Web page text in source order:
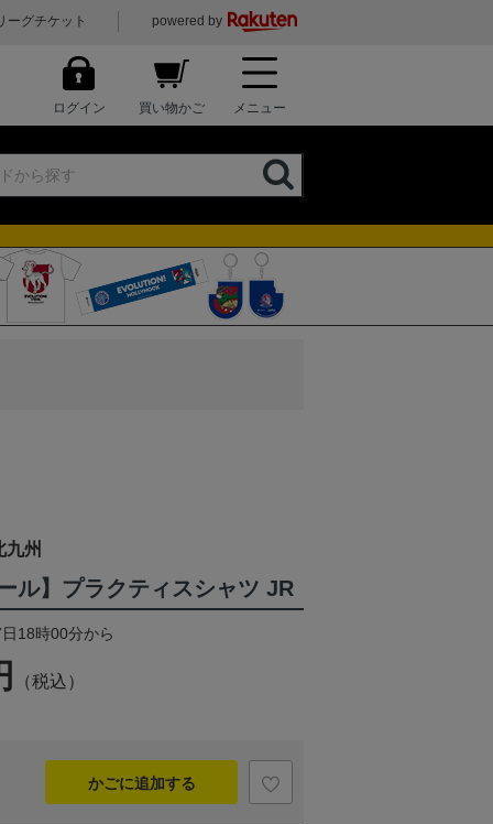
ーグチケット powered by
ログイン 買い物かご メニュー
九州
ル】プラクティスシャツ JR
18時00分から
（税込）
かごに追加する